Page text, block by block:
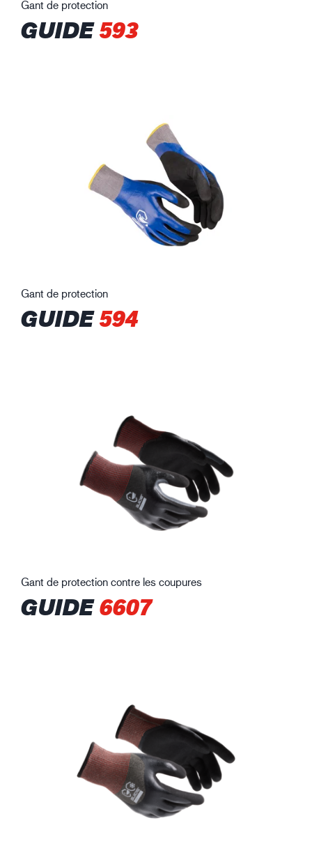
Gant de protection
GUIDE593
Gant de protection
GUIDE594
Gant de protection contre les coupures
GUIDE6607